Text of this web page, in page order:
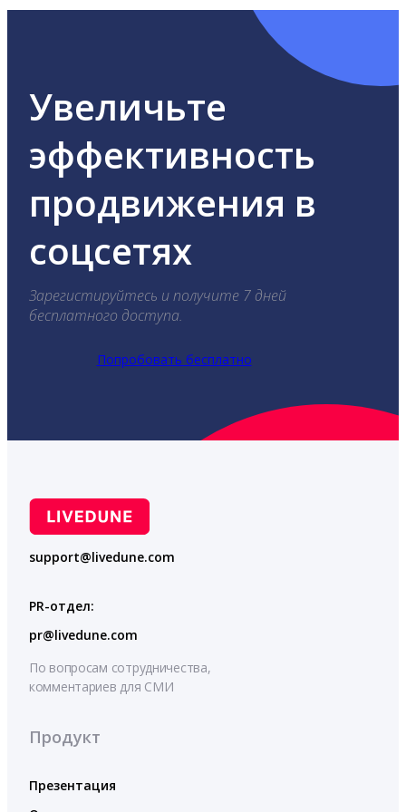
Увеличьте
эффективность
продвижения в
соцсетях
Зарегистируйтесь и получите 7 дней
бесплатного доступа.
Попробовать бесплатно
support@livedune.com
PR-отдел:
pr@livedune.com
По вопросам сотрудничества,
комментариев для СМИ
Продукт
Презентация